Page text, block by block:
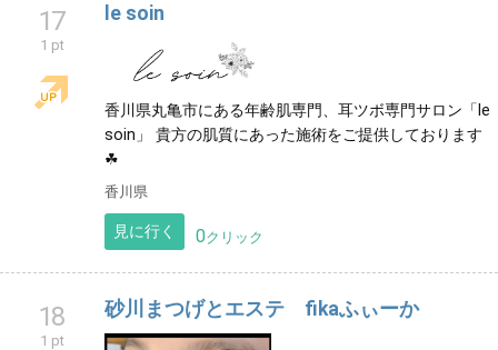
17
1 pt
le soin
香川県丸亀市にある年齢肌専門、耳ツボ専門サロン「le
soin」 貴方の肌質にあった施術をご提供しております
☘
香川県
見に行く 0クリック
18
1 pt
砂川まつげとエステ fikaふぃーか